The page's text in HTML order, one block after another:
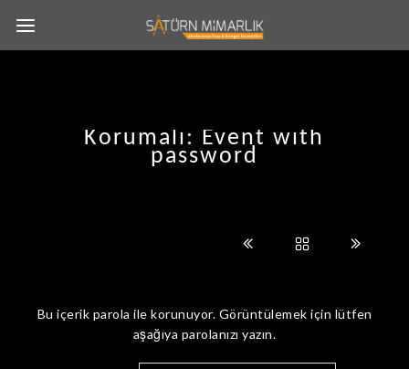
Korumalı: Event with
password
Bu içerik parola ile korunuyor. Görüntülemek için lütfen
aşağıya parolanızı yazın.